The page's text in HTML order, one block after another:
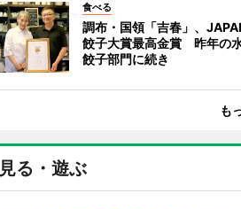
食べる
調布・国領「吉春」、
餃子大賞最高金賞 昨年の
餃子部門に続き
も
見る・遊ぶ